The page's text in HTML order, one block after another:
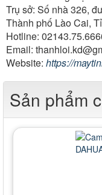
Trụ sở: Số nhà 326,
Thành phố Lào Cai,
Hotline:
Email:
Website: https://
Sản phẩm